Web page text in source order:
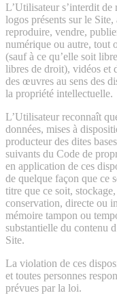
L’Utilisateur s’interdit de
logos présents sur le
reproduire, vendre,
numérique ou autre, tout
(sauf à ce qu’elle soit
libres de droit), vidéos et
des œuvres au sens des
la propriété intellectuelle.
L’Utilisateur reconnaît
données, mises à
producteur des dites
suivants du Code de
en application de ces
de quelque façon que ce
titre que ce soit,
conservation, directe ou
mémoire tampon ou
substantielle du contenu
Site.
La violation de ces
et toutes personnes
prévues par la loi.